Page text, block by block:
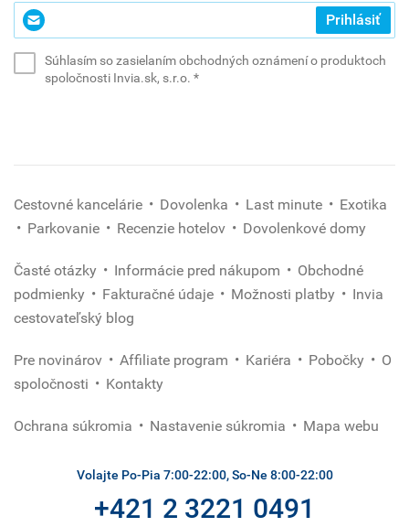
Zadajte
svoj
Prihlásiť
Súhlasím so zasielaním obchodných oznámení o produktoch
spoločnosti Invia.sk, s.r.o. *(povinné)
Cestovné kancelárie Dovolenka Last minute
Exotika
Parkovanie
Recenzie hotelov Dovolenkové domy
Časté otázky Informácie pred nákupom
Obchodné
podmienky
Fakturačné údaje Možnosti platby
Invia
cestovateľský blog
Pre novinárov Affiliate program Kariéra Pobočky
O
spoločnosti
Kontakty
Ochrana súkromia Nastavenie súkromia Mapa webu
Volajte Po-Pia 7:00-22:00, So-Ne 8:00-22:00
+421 2 3221 0491